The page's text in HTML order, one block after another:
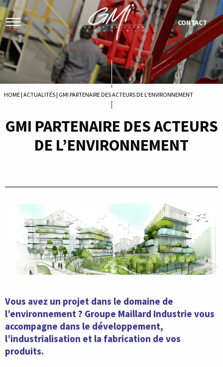
CONTACT
HOME| ACTUALITÉS| GMI PARTENAIRE DES ACTEURS DE L’ENVIRONNEMENT
GMI PARTENAIRE DES ACTEURS
DE L’ENVIRONNEMENT
Vous avez un projet dans le domaine de
l’environnement ? Groupe Maillard Industrie vous
accompagne dans le développement,
l’industrialisation et la fabrication de vos
produits.